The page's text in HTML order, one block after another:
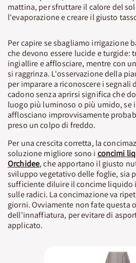
mattina, per sfruttare il calore del
l'evaporazione e creare il giusto
Per capire se sbagliamo irrigazione
che devono essere lucide e turgide:
ingiallire e afflosciare, mentre con
si raggrinza. L'osservazione della
per imparare a riconoscere i segnali
cadono senza aprirsi significa che
luogo più luminoso o più umido, se
afflosciano improvvisamente
preso un colpo di freddo.
Per una crescita corretta, la
soluzione migliore sono i concimi
Orchidee, che apportano il giusto
sviluppo vegetativo delle foglie, sia
sufficiente diluire il concime liquido
sulle radici. La concimazione va
giorni. Ovviamente non fate questa
dell'innaffiatura, per evitare di
applicato.